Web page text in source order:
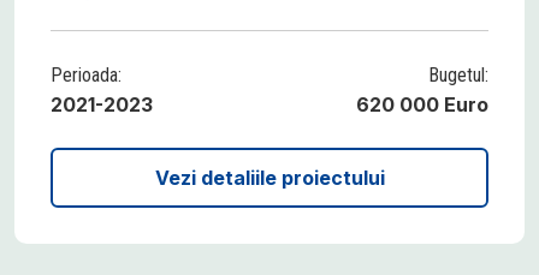
Perioada:
2021-2023
Bugetul:
620 000 Euro
Vezi detaliile proiectului